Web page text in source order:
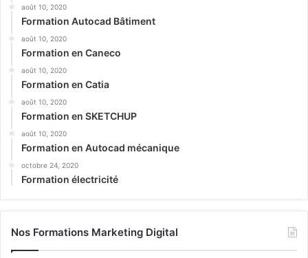
août 10, 2020
Formation Autocad Bâtiment
août 10, 2020
Formation en Caneco
août 10, 2020
Formation en Catia
août 10, 2020
Formation en SKETCHUP
août 10, 2020
Formation en Autocad mécanique
octobre 24, 2020
Formation électricité
Nos Formations Marketing Digital